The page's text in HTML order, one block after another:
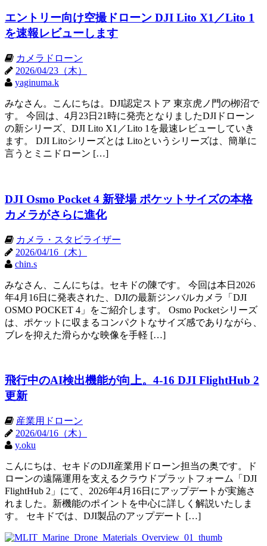
エントリー向け空撮ドローン DJI Lito X1／Lito 1
を速報レビューします
カメラドローン
2026/04/23（木）
yaginuma.k
みなさん。こんにちは。DJI認定ストア 東京虎ノ門の栁沼で
す。 今回は、4月23日21時に発売となりましたDJIドローン
の新シリーズ、DJI Lito X1／Lito 1を最速レビューしていき
ます。 DJI Litoシリーズとは Litoというシリーズは、簡単に
言うとミニドローン […]
DJI Osmo Pocket 4 新登場 ポケットサイズの本格
カメラがさらに進化
カメラ・スタビライザー
2026/04/16（木）
chin.s
みなさん、こんにちは。セキドの陳です。 今回は本日2026
年4月16日に発表された、DJIの最新ジンバルカメラ「DJI
OSMO POCKET 4」をご紹介します。 Osmo Pocketシリーズ
は、ポケットに収まるコンパクトなサイズ感でありながら、
ブレを抑えた滑らかな映像を手軽 […]
飛行中のAI検出機能が向上。4-16 DJI FlightHub 2
更新
産業用ドローン
2026/04/16（木）
y.oku
こんにちは、セキドのDJI産業用ドローン担当の奥です。ド
ローンの遠隔運用を支えるクラウドプラットフォーム「DJI
FlightHub 2」にて、2026年4月16日にアップデートが実施さ
れました。新機能のポイントを中心に詳しく解説いたしま
す。 セキドでは、DJI製品のアップデート […]